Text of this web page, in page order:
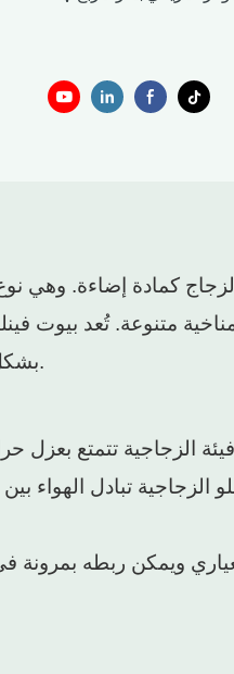
كمادة إضاءة. وهي
متنوعة. تُعد بيوت
بشكل فعال من نفاذية الضوء والرؤية داخل البيت الزجاجي، مما يوفر بيئة نمو مثالية للنباتات.
الزجاجية تبادل